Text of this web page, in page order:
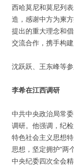
西哈莫尼和莫尼列
造，感谢中方为柬
提出的重大理念和
交流合作，携手构建
沈跃跃、王东峰等参
李希在江西调研
中共中央政治局常
调研。他强调，纪
特色社会主义思想
思想，坚定拥护“两
中央纪委四次全会